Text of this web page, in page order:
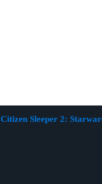
Citizen Sleeper 2: